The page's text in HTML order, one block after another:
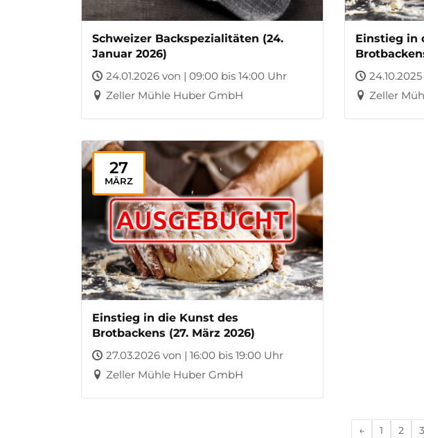
Schweizer Backspezialitäten (24.
Januar 2026)
24.01.2026 von | 09:00 bis 14:00 Uhr
Zeller Mühle Huber GmbH
Einstieg in
Zeller
27
MÄRZ
Einstieg in die Kunst des
Brotbackens (27. März 2026)
27.03.2026 von | 16:00 bis 19:00 Uhr
Zeller Mühle Huber GmbH
← 1 2 3